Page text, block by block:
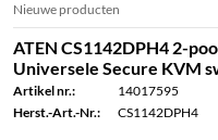
Nieuwe producten
ATEN CS1142DPH4 2-
Universele Secure KVM
Artikel nr.:
14017595
Herst.-Art.-Nr.:
CS1142DPH4